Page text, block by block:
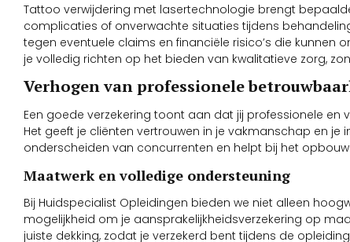
Tattoo verwijdering met lasertechnologie brengt
complicaties of onverwachte situaties tijdens
tegen eventuele claims en financiële risico’s die kunnen
je volledig richten op het bieden van kwalitatieve zorg,
Verhogen van professionele
Een goede verzekering toont aan dat jij professionele en
Het geeft je cliënten vertrouwen in je vakmanschap en je
onderscheiden van concurrenten en helpt bij het
Maatwerk en volledige ondersteuning
Bij Huidspecialist Opleidingen bieden we niet alleen
mogelijkheid om je aansprakelijkheidsverzekering op
juiste dekking, zodat je verzekerd bent tijdens de